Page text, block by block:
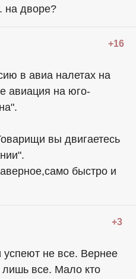
на дворе?
+16
в авиа налетах на
авиация на юго-
вы двигаетесь
быстро и
+3
не все. Вернее
лишь все. Мало кто